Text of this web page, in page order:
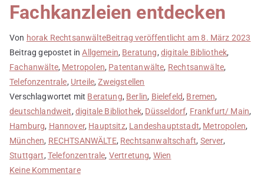
Fachkanzleien entdecken
Von horak RechtsanwälteBeitrag veröffentlicht am8. März 2023
Beitrag gepostet inAllgemein, Beratung, digitale Bibliothek,
Fachanwälte, Metropolen, Patentanwälte, Rechtsanwälte,
Telefonzentrale, Urteile,Zweigstellen
Verschlagwortet mit Beratung, Berlin, Bielefeld, Bremen,
deutschlandweit, digitale Bibliothek, Düsseldorf, Frankfurt/ Main,
Hamburg, Hannover, Hauptsitz, Landeshauptstadt, Metropolen,
München, RECHTSANWÄLTE, Rechtsanwaltschaft, Server,
Stuttgart, Telefonzentrale, Vertretung, Wien
Keine Kommentarezu